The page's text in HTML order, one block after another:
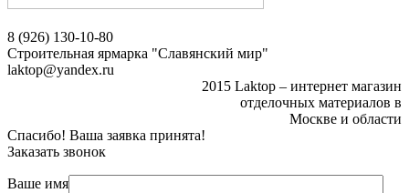
8 (926) 130-10-80
Строительная ярмарка "Славянский мир"
laktop@yandex.ru
2015 Laktop – интернет магазин
отделочных материалов в
Москве и области
Спасибо! Ваша заявка принята!
Заказать звонок
Ваше имя